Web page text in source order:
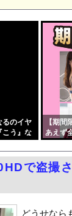
事するな」と行
学生に「核を持
と…40歳父親が溺
が打ち上がる
？…中国ネット「
売急増による混乱
れｗｗｗｗｗｗ
めすぎで炎上ｗ
やhitomiを使わ
に我々取材陣にカ
具合がエロい
るのイヤ
こう』な
【期
あえず
で盗撮
どうせなら